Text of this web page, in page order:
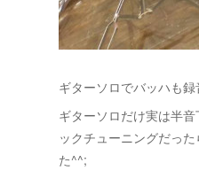
ギターソロでバッハも
ギターソロだけ実は半
ックチューニングだっ
た^^;